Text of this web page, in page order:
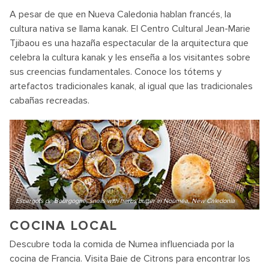
A pesar de que en Nueva Caledonia hablan francés, la
cultura nativa se llama kanak. El Centro Cultural Jean-Marie
Tjibaou es una hazaña espectacular de la arquitectura que
celebra la cultura kanak y les enseña a los visitantes sobre
sus creencias fundamentales. Conoce los tótems y
artefactos tradicionales kanak, al igual que las tradicionales
cabañas recreadas.
Escargots de Bourgogne, snails with herbs butter in Noumea, New Caledonia
COCINA LOCAL
Descubre toda la comida de Numea influenciada por la
cocina de Francia. Visita Baie de Citrons para encontrar los